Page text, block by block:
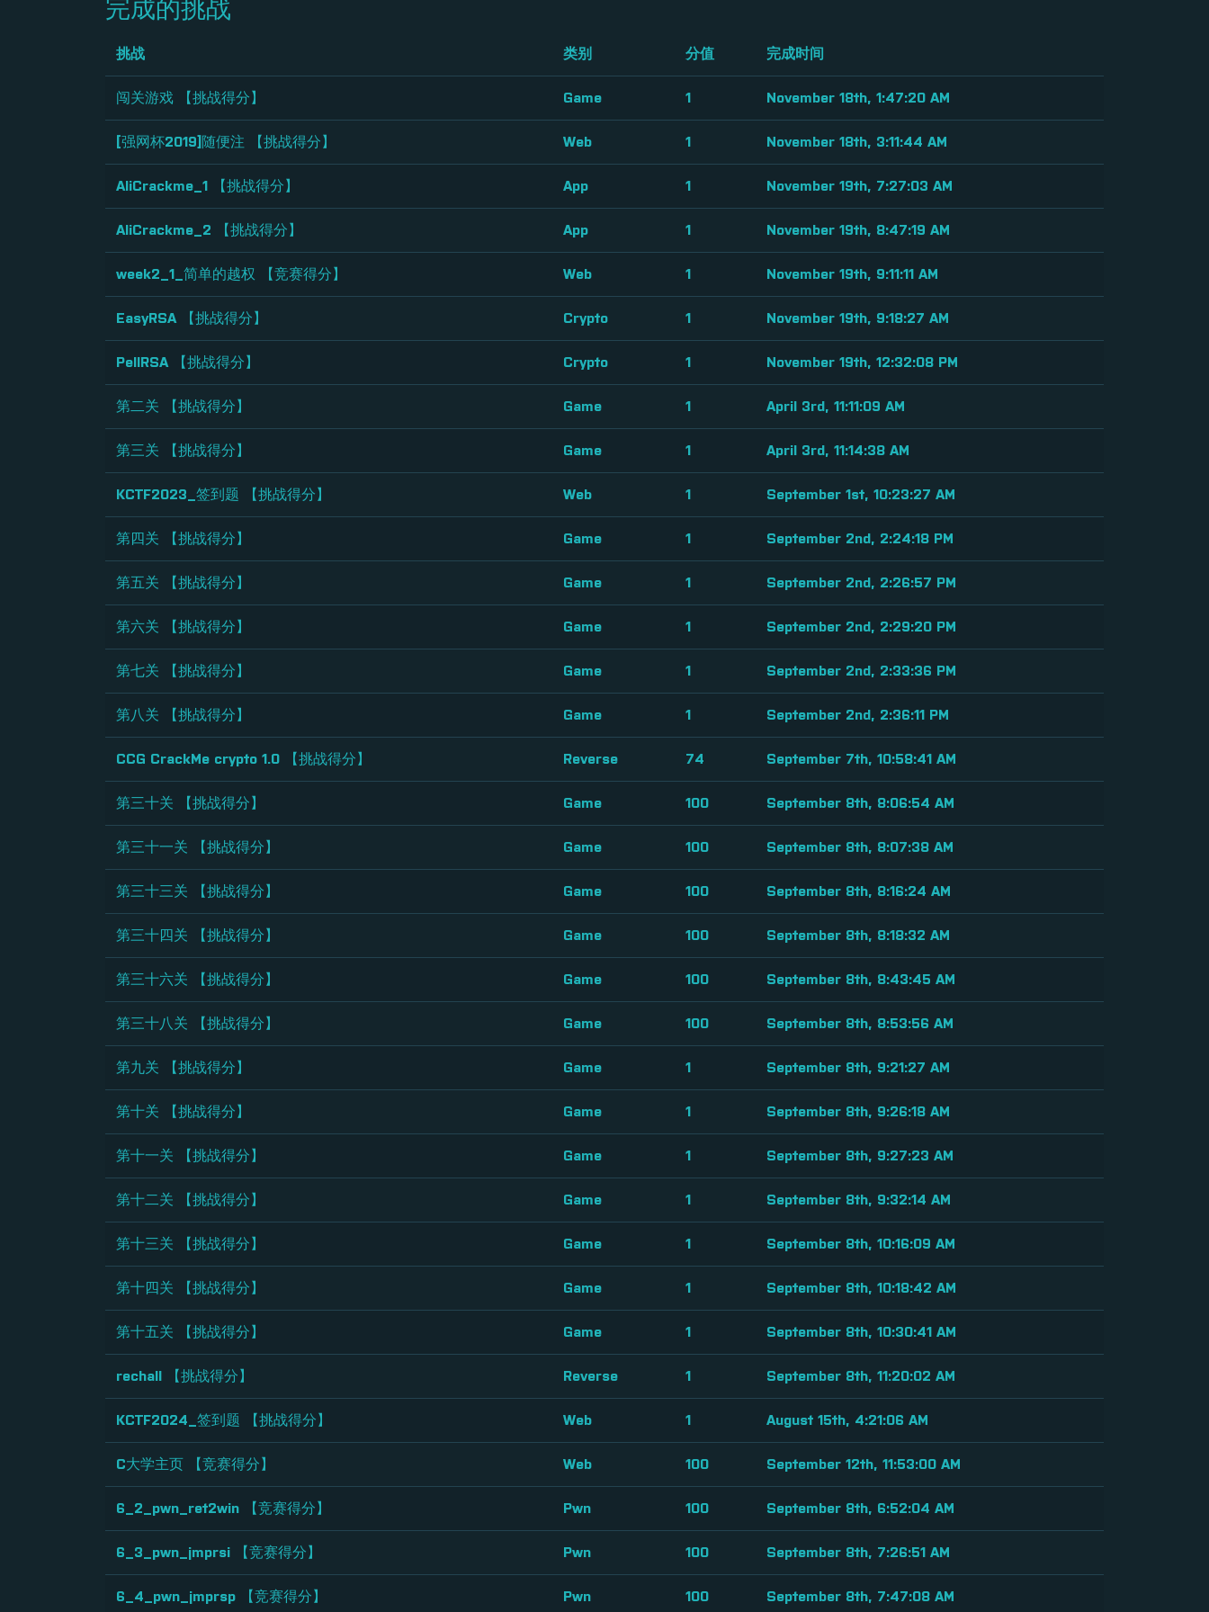
完成的挑战
挑战 类别 分值 完成时间
闯关游戏 【挑战得分】 Game 1 November 18th, 1:47:20 AM
[强网杯2019]随便注 【挑战得分】 Web 1 November 18th, 3:11:44 AM
AliCrackme_1 【挑战得分】 App 1 November 19th, 7:27:03 AM
AliCrackme_2 【挑战得分】 App 1 November 19th, 8:47:19 AM
week2_1_简单的越权 【竞赛得分】 Web 1 November 19th, 9:11:11 AM
EasyRSA 【挑战得分】 Crypto 1 November 19th, 9:18:27 AM
PellRSA 【挑战得分】 Crypto 1 November 19th, 12:32:08 PM
第二关 【挑战得分】 Game 1 April 3rd, 11:11:09 AM
第三关 【挑战得分】 Game 1 April 3rd, 11:14:38 AM
KCTF2023_签到题 【挑战得分】 Web 1 September 1st, 10:23:27 AM
第四关 【挑战得分】 Game 1 September 2nd, 2:24:18 PM
第五关 【挑战得分】 Game 1 September 2nd, 2:26:57 PM
第六关 【挑战得分】 Game 1 September 2nd, 2:29:20 PM
第七关 【挑战得分】 Game 1 September 2nd, 2:33:36 PM
第八关 【挑战得分】 Game 1 September 2nd, 2:36:11 PM
CCG CrackMe crypto 1.0 【挑战得分】 Reverse 74 September 7th, 10:58:41 AM
第三十关 【挑战得分】 Game 100 September 8th, 8:06:54 AM
第三十一关 【挑战得分】 Game 100 September 8th, 8:07:38 AM
第三十三关 【挑战得分】 Game 100 September 8th, 8:16:24 AM
第三十四关 【挑战得分】 Game 100 September 8th, 8:18:32 AM
第三十六关 【挑战得分】 Game 100 September 8th, 8:43:45 AM
第三十八关 【挑战得分】 Game 100 September 8th, 8:53:56 AM
第九关 【挑战得分】 Game 1 September 8th, 9:21:27 AM
第十关 【挑战得分】 Game 1 September 8th, 9:26:18 AM
第十一关 【挑战得分】 Game 1 September 8th, 9:27:23 AM
第十二关 【挑战得分】 Game 1 September 8th, 9:32:14 AM
第十三关 【挑战得分】 Game 1 September 8th, 10:16:09 AM
第十四关 【挑战得分】 Game 1 September 8th, 10:18:42 AM
第十五关 【挑战得分】 Game 1 September 8th, 10:30:41 AM
rechall 【挑战得分】 Reverse 1 September 8th, 11:20:02 AM
KCTF2024_签到题 【挑战得分】 Web 1 August 15th, 4:21:06 AM
C大学主页 【竞赛得分】 Web 100 September 12th, 11:53:00 AM
6_2_pwn_ret2win 【竞赛得分】 Pwn 100 September 8th, 6:52:04 AM
6_3_pwn_jmprsi 【竞赛得分】 Pwn 100 September 8th, 7:26:51 AM
6_4_pwn_jmprsp 【竞赛得分】 Pwn 100 September 8th, 7:47:08 AM